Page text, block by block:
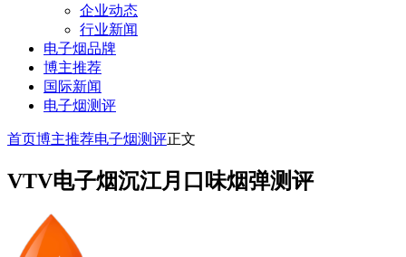
企业动态
行业新闻
电子烟品牌
博主推荐
国际新闻
电子烟测评
首页博主推荐电子烟测评正文
VTV电子烟沉江月口味烟弹测评